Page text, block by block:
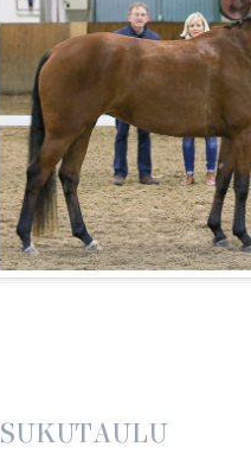
SUKUTAULU